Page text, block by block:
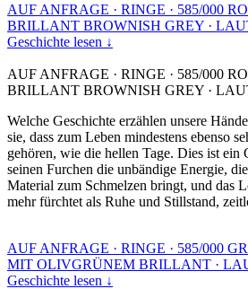
AUF ANFRAGE · RINGE · 585/000
BRILLANT BROWNISH GREY ·
Geschichte lesen ↓
AUF ANFRAGE · RINGE · 585/000
BRILLANT BROWNISH GREY ·
Welche Geschichte erzählen unsere
sie, dass zum Leben mindestens ebenso
gehören, wie die hellen Tage. Dies ist ein
seinen Furchen die unbändige Energie,
Material zum Schmelzen bringt, und das
mehr fürchtet als Ruhe und Stillstand,
AUF ANFRAGE · RINGE · 585/000
MIT OLIVGRÜNEM BRILLANT ·
Geschichte lesen ↓